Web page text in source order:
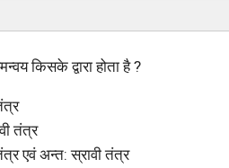
किसके द्वारा होता है ?
तंत्र
एवं अन्त: स्रावी तंत्र